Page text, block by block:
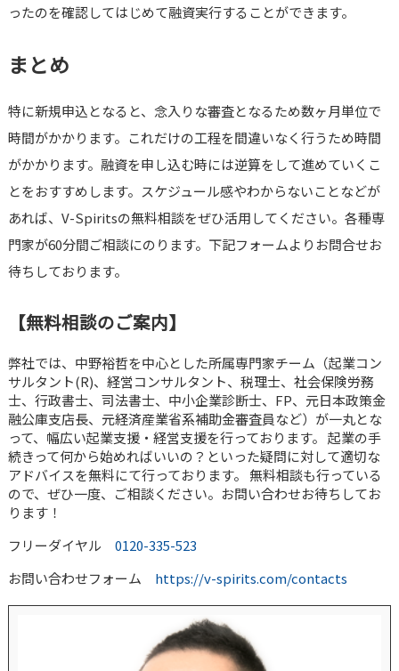
ったのを確認してはじめて融資実行することができます。
まとめ
特に新規申込となると、念入りな審査となるため数ヶ月単位で
時間がかかります。これだけの工程を間違いなく行うため時間
がかかります。融資を申し込む時には逆算をして進めていくこ
とをおすすめします。スケジュール感やわからないことなどが
あれば、V-Spiritsの無料相談をぜひ活用してください。各種専
門家が60分間ご相談にのります。下記フォームよりお問合せお
待ちしております。
【無料相談のご案内】
弊社では、中野裕哲を中心とした所属専門家チーム（起業コン
サルタント(R)、経営コンサルタント、税理士、社会保険労務
士、行政書士、司法書士、中小企業診断士、FP、元日本政策金
融公庫支店長、元経済産業省系補助金審査員など）が一丸とな
って、幅広い起業支援・経営支援を行っております。 起業の手
続きって何から始めればいいの？といった疑問に対して適切な
アドバイスを無料にて行っております。 無料相談も行っている
ので、ぜひ一度、ご相談ください。お問い合わせお待ちしてお
ります！
フリーダイヤル 0120-335-523
お問い合わせフォーム https://v-spirits.com/contacts